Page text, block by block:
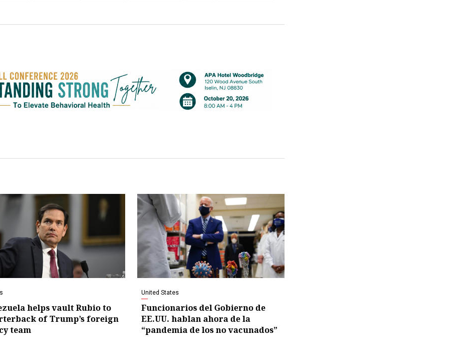
helps vault Rubio to
of Trump’s foreign
team
United States
Funcionarios del Gobierno de
EE.UU. hablan ahora de la
“pandemia de los no vacunados”